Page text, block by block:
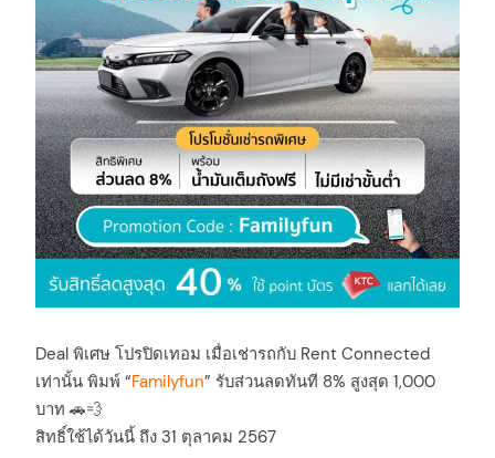
Deal พิเศษ โปรปิดเทอม เมื่อเช่ารถกับ Rent Connected
เท่านั้น พิมพ์ “Familyfun” รับส่วนลดทันที 8% สูงสุด 1,000
บาท 🚗💨
สิทธิ์ใช้ได้วันนี้ ถึง 31 ตุลาคม 2567